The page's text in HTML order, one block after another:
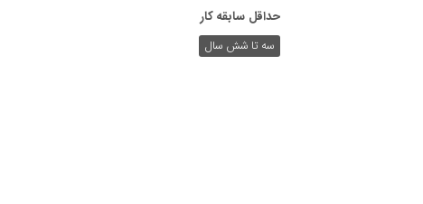
حداقل سابقه کار
سه تا شش سال